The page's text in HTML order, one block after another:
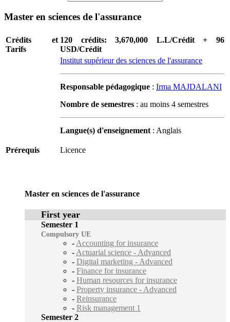
Master en sciences de l'assurance
Crédits et
Tarifs
120 crédits: 3,670,000 L.L/Crédit + 96
USD/Crédit
Institut supérieur des sciences de l'assurance
Responsable pédagogique : Irma MAJDALANI
Nombre de semestres : au moins 4 semestres
Langue(s) d'enseignement: Anglais
Prérequis Licence
Master en sciences de l'assurance
First year
Semester 1
Compulsory UE
- Accounting for insurance
- Actuarial science - Advanced
- Digital marketing - Advanced
- Finance for insurance
- Human resources for insurance
- Property insurance - Advanced
- Reinsurance
- Risk management 1
Semester 2